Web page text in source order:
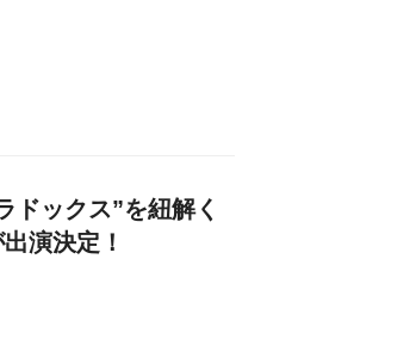
ドックス”を紐解く
演決定！